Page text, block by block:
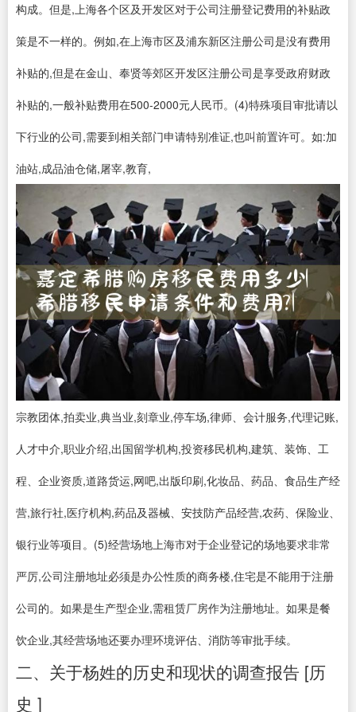
构成。但是,上海各个区及开发区对于公司注册登记费用的补贴政
策是不一样的。例如,在上海市区及浦东新区注册公司是没有费用
补贴的,但是在金山、奉贤等郊区开发区注册公司是享受政府财政
补贴的,一般补贴费用在500-2000元人民币。(4)特殊项目审批请以
下行业的公司,需要到相关部门申请特别准证,也叫前置许可。如:加
油站,成品油仓储,屠宰,教育,
宗教团体,拍卖业,典当业,刻章业,停车场,律师、会计服务,代理记账,
人才中介,职业介绍,出国留学机构,投资移民机构,建筑、装饰、工
程、企业资质,道路货运,网吧,出版印刷,化妆品、药品、食品生产经
营,旅行社,医疗机构,药品及器械、安技防产品经营,农药、保险业、
银行业等项目。(5)经营场地上海市对于企业登记的场地要求非常
严厉,公司注册地址必须是办公性质的商务楼,住宅是不能用于注册
公司的。如果是生产型企业,需租赁厂房作为注册地址。如果是餐
饮企业,其经营场地还要办理环境评估、消防等审批手续。
二、关于杨姓的历史和现状的调查报告 [历
史 ]